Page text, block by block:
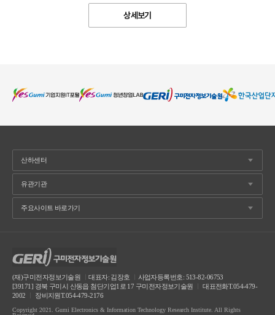
상세보기
(재)구미전자정보기술원 ㅣ대표자: 김장호
사업자등록번호: 513-82-06753
[39171] 경북 구미시 산동읍 첨단기업1로 17 구미전자정보기술원
대표전화T.054-479-
2002
장비지원T.054-479-2176
Copyright 2021. Gumi Electronics & Information Technology Research Institute. All Rights